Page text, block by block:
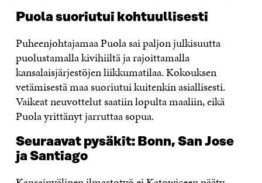
Puola suoriutui kohtuullisesti
Puheenjohtajamaa Puola sai paljon julkisuutta
puolustamalla kivihiiltä ja rajoittamalla
kansalaisjärjestöjen liikkumatilaa. Kokouksen
vetämisestä maa suoriutui kuitenkin asiallisesti.
Vaikeat neuvottelut saatiin lopulta maaliin, eikä
Puola yrittänyt jarruttaa sopua.
Seuraavat pysäkit: Bonn, San Jose
ja Santiago